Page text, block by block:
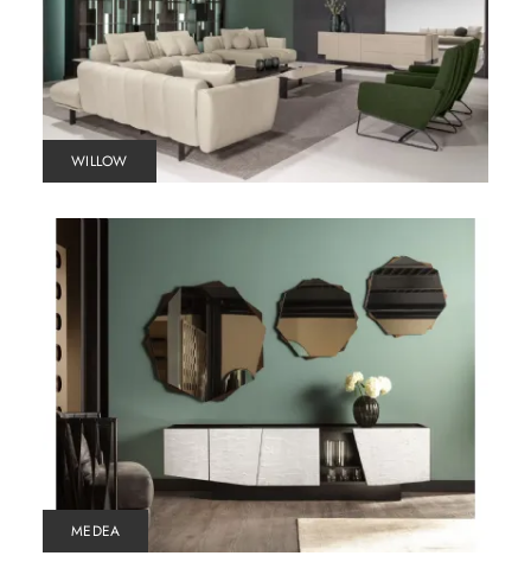
WILLOW
MEDEA